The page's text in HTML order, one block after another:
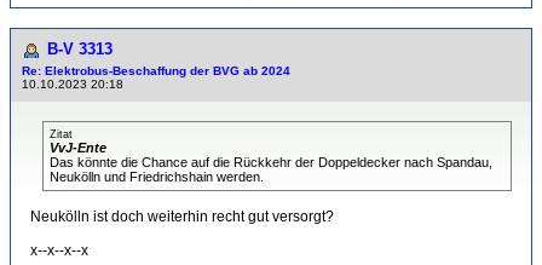
B-V 3313
Re: Elektrobus-Beschaffung der BVG ab 2024
10.10.2023 20:18
Zitat
VvJ-Ente
Das könnte die Chance auf die Rückkehr der Doppeldecker nach Spandau,
Neukölln und Friedrichshain werden.
Neukölln ist doch weiterhin recht gut versorgt?
x--x--x--x